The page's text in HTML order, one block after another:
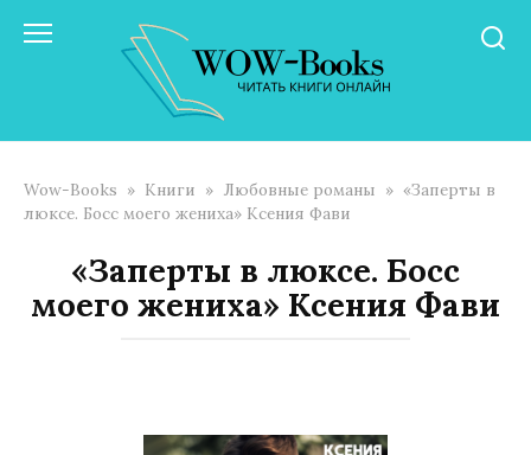
Wow-Books » Книги » Любовные романы » «Заперты в
люксе. Босс моего жениха» Ксения Фави
«Заперты в люксе. Босс
моего жениха» Ксения Фави